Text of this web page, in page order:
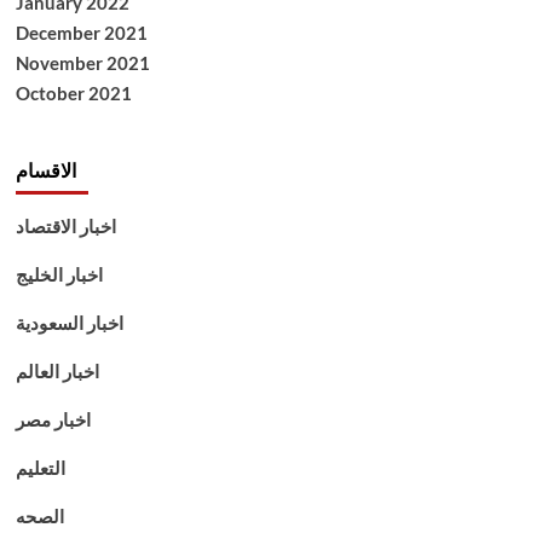
December 2021
November 2021
October 2021
الاقسام
اخبار الاقتصاد
اخبار الخليج
اخبار السعودية
اخبار العالم
اخبار مصر
التعليم
الصحه